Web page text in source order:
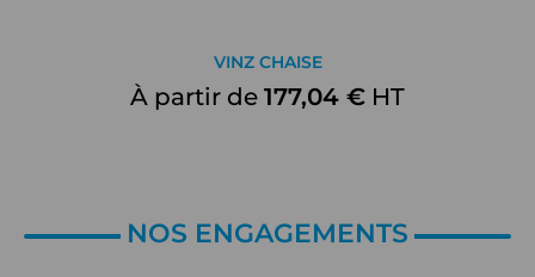
VINZ CHAISE
À partir de 177,04 € HT
NOS ENGAGEMENTS